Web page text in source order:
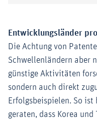
Entwicklungsländer
Die Achtung von
Schwellenländern aber
günstige Aktivitäten
sondern auch direkt
Erfolgsbeispielen. So ist
geraten, dass Korea